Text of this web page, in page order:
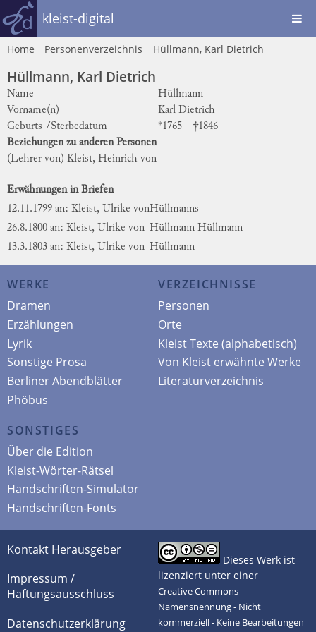
kleist-digital
Home Personenverzeichnis Hüllmann, Karl Dietrich
Hüllmann, Karl Dietrich
Name
Hüllmann
Vorname(n)
Karl Dietrich
Geburts-/Sterbedatum
*1765 – †1846
Beziehungen zu anderen Personen
(Lehrer von) Kleist, Heinrich von
Erwähnungen in Briefen
12.11.1799 an: Kleist, Ulrike vonHüllmanns
26.8.1800 an: Kleist, Ulrike von Hüllmann Hüllmann
13.3.1803 an: Kleist, Ulrike von Hüllmann
WERKE
Dramen
Erzählungen
Lyrik
Sonstige Prosa
Berliner Abendblätter
Phöbus
VERZEICHNISSE
Personen
Orte
Kleist Texte (alphabetisch)
Von Kleist erwähnte Werke
Literaturverzeichnis
SONSTIGES
Über die Edition
Kleist-Wörter-Rätsel
Handschriften-Simulator
Handschriften-Fonts
Kontakt Herausgeber
Impressum /
Haftungsausschluss
Datenschutzerklärung
Dieses Werk ist
lizenziert unter einer
Creative Commons
Namensnennung - Nicht
kommerziell - Keine Bearbeitungen